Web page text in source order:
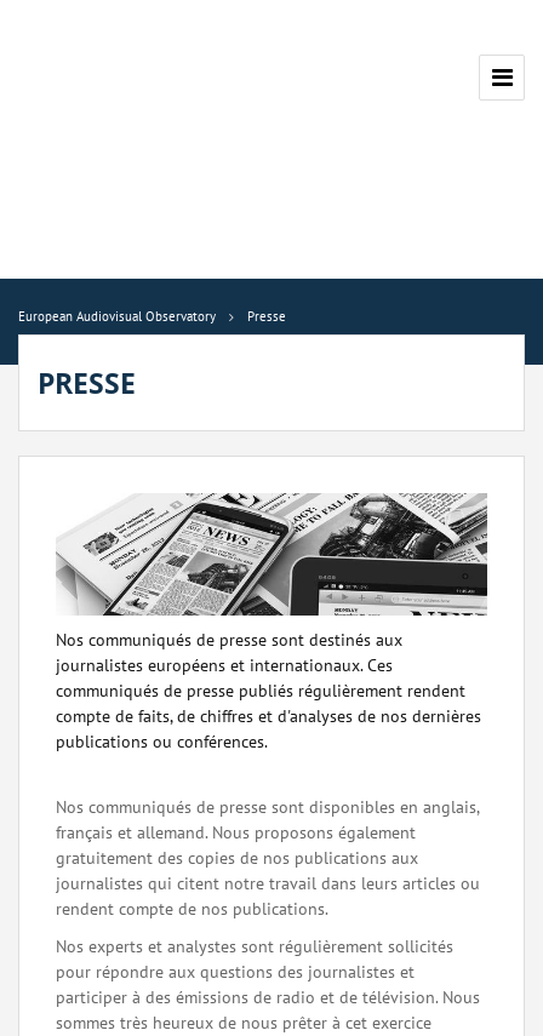
European Audiovisual Observatory Presse
PRESSE
Nos communiqués de presse sont destinés aux
journalistes européens et internationaux. Ces
communiqués de presse publiés régulièrement rendent
compte de faits, de chiffres et d'analyses de nos dernières
publications ou conférences.
Nos communiqués de presse sont disponibles en anglais,
français et allemand. Nous proposons également
gratuitement des copies de nos publications aux
journalistes qui citent notre travail dans leurs articles ou
rendent compte de nos publications.
Nos experts et analystes sont régulièrement sollicités
pour répondre aux questions des journalistes et
participer à des émissions de radio et de télévision. Nous
sommes très heureux de nous prêter à cet exercice